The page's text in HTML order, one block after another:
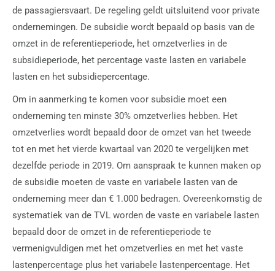
de passagiersvaart. De regeling geldt uitsluitend voor private
ondernemingen. De subsidie wordt bepaald op basis van de
omzet in de referentieperiode, het omzetverlies in de
subsidieperiode, het percentage vaste lasten en variabele
lasten en het subsidiepercentage.
Om in aanmerking te komen voor subsidie moet een
onderneming ten minste 30% omzetverlies hebben. Het
omzetverlies wordt bepaald door de omzet van het tweede
tot en met het vierde kwartaal van 2020 te vergelijken met
dezelfde periode in 2019. Om aanspraak te kunnen maken op
de subsidie moeten de vaste en variabele lasten van de
onderneming meer dan € 1.000 bedragen. Overeenkomstig de
systematiek van de TVL worden de vaste en variabele lasten
bepaald door de omzet in de referentieperiode te
vermenigvuldigen met het omzetverlies en met het vaste
lastenpercentage plus het variabele lastenpercentage. Het